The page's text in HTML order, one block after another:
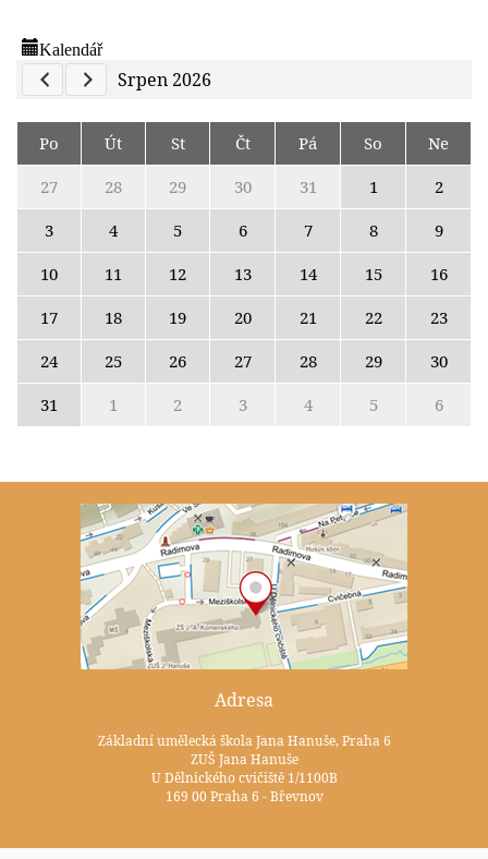
Kalendář
Previous Calendar
Next Calendar
Srpen 2026
Po Út St Čt Pá So
Ne
27
28 29 30 31 1
2
3
4 5 6 7 8
9
10
11 12 13 14 15
16
17
18 19 20 21 22
23
24
25 26 27 28 29
30
31
1 2 3 4 5 6
Adresa
Základní umělecká škola Jana Hanuše, Praha 6
ZUŠ Jana Hanuše
U Dělnického cvičiště 1/1100B
169 00 Praha 6 - Břevnov